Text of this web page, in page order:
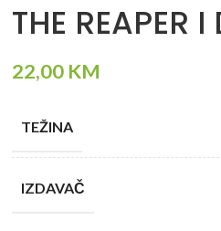
THE REAPER
22,00 KM
TEŽINA
IZDAVAČ